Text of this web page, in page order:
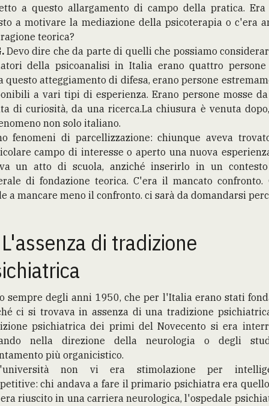
a questo allargamento di campo della pratica. Era
a motivare la mediazione della psicoterapia o c'era
teorica?
Devo dire che da parte di quelli che possiamo
della psicoanalisi in Italia erano quattro persone
questo atteggiamento di difesa, erano persone
a vari tipi di esperienza. Erano persone mosse
di curiosità, da una ricerca.La chiusura è venuta
non solo italiano.
fenomeni di parcellizzazione: chiunque aveva
campo di interesse o aperto una nuova
un atto di scuola, anziché inserirlo in un
di fondazione teorica. C'era il mancato confronto.
a mancare meno il confronto. ci sarà da domandarsi
di tradizione
sempre degli anni 1950, che per l'Italia erano stati
ci si trovava in assenza di una tradizione
psichiatrica dei primi del Novecento si era
nella direzione della neurologia o degli
più organicistico.
non vi era stimolazione per
chi andava a fare il primario psichiatra era
riuscito in una carriera neurologica, l'ospedale